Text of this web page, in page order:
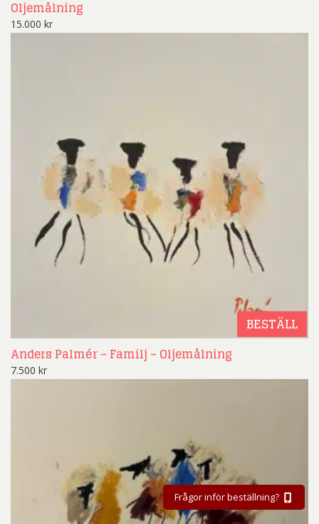
Oljemålning
15.000 kr
BESTÄLL
Anders Palmér – Familj – Oljemålning
7.500 kr
Frågor inför beställning?